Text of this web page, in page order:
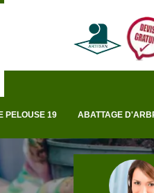
PELOUSE 19 ABATTAGE